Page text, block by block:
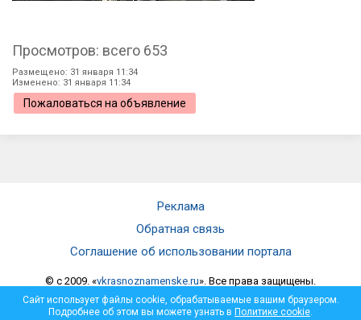
Просмотров: всего 653
Размещено: 31 января 11:34
Изменено: 31 января 11:34
Пожаловаться на объявление
Реклама
Обратная связь
Соглашение об использовании портала
© c 2009. «vkrasnoznamenske.ru». Все права защищены.
Мнение администрации не всегда совпадает с мнением автора.
Администрация не несет ответственности за достоверность
Сайт использует файлы cookie, обрабатываемые вашим браузером.
Подробнее об этом вы можете узнать в Политике cookie.